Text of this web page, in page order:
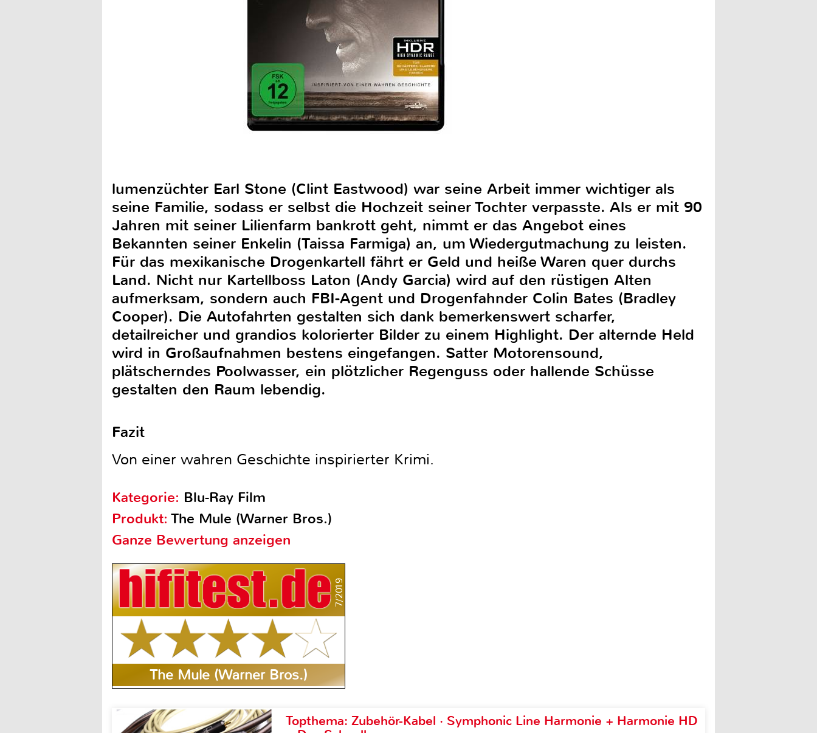
lumenzüchter Earl Stone (Clint Eastwood) war seine Arbeit immer wichtiger als
seine Familie, sodass er selbst die Hochzeit seiner Tochter verpasste. Als er mit 90
Jahren mit seiner Lilienfarm bankrott geht, nimmt er das Angebot eines
Bekannten seiner Enkelin (Taissa Farmiga) an, um Wiedergutmachung zu leisten.
Für das mexikanische Drogenkartell fährt er Geld und heiße Waren quer durchs
Land. Nicht nur Kartellboss Laton (Andy Garcia) wird auf den rüstigen Alten
aufmerksam, sondern auch FBI-Agent und Drogenfahnder Colin Bates (Bradley
Cooper). Die Autofahrten gestalten sich dank bemerkenswert scharfer,
detailreicher und grandios kolorierter Bilder zu einem Highlight. Der alternde Held
wird in Großaufnahmen bestens eingefangen. Satter Motorensound,
plätscherndes Poolwasser, ein plötzlicher Regenguss oder hallende Schüsse
gestalten den Raum lebendig.
Fazit
Von einer wahren Geschichte inspirierter Krimi.
Kategorie: Blu-Ray Film
Produkt:The Mule (Warner Bros.)
Ganze Bewertung anzeigen
7/2019
The Mule (Warner Bros.)
Topthema: Zubehör-Kabel · Symphonic Line Harmonie + Harmonie HD